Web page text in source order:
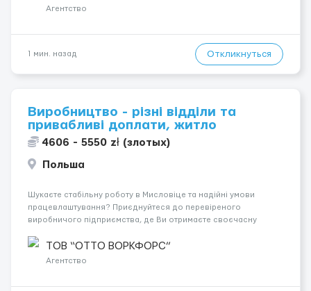
Требования: ...
Агентство
1 мин. назад Откликнуться
Виробництво - різні відділи та
привабливі доплати, житло
4606 - 5550 zł (злотых)
Польша
Шукаєте стабільну роботу в Мисловіце та надійні умови
працевлаштування? Приєднуйтеся до перевіреного
виробничого підприємства, де Ви отримаєте своєчасну
підібрати посаду відповідно до Ваших навичок
Локація: Мисловіце Форма пр...
ТОВ “ОТТО ВОРКФОРС”
Агентство